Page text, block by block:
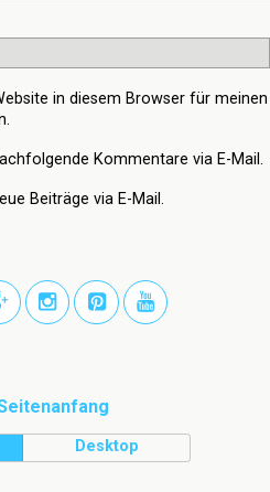
in diesem Browser für meinen
Kommentare via E-Mail.
Beiträge via E-Mail.
Desktop